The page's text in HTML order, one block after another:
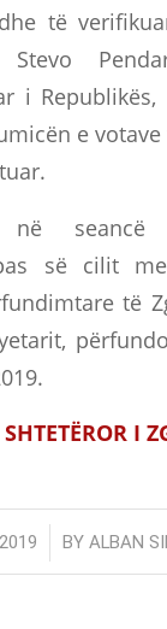
të
i
e votave
në
së cilit
të
I
BY ALBAN